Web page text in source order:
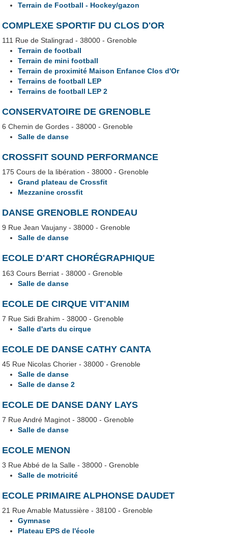
Terrain de Football - Hockey/gazon
COMPLEXE SPORTIF DU CLOS D'OR
111 Rue de Stalingrad - 38000 - Grenoble
Terrain de football
Terrain de mini football
Terrain de proximité Maison Enfance Clos d'Or
Terrains de football LEP
Terrains de football LEP 2
CONSERVATOIRE DE GRENOBLE
6 Chemin de Gordes - 38000 - Grenoble
Salle de danse
CROSSFIT SOUND PERFORMANCE
175 Cours de la libération - 38000 - Grenoble
Grand plateau de Crossfit
Mezzanine crossfit
DANSE GRENOBLE RONDEAU
9 Rue Jean Vaujany - 38000 - Grenoble
Salle de danse
ECOLE D'ART CHORÉGRAPHIQUE
163 Cours Berriat - 38000 - Grenoble
Salle de danse
ECOLE DE CIRQUE VIT'ANIM
7 Rue Sidi Brahim - 38000 - Grenoble
Salle d'arts du cirque
ECOLE DE DANSE CATHY CANTA
45 Rue Nicolas Chorier - 38000 - Grenoble
Salle de danse
Salle de danse 2
ECOLE DE DANSE DANY LAYS
7 Rue André Maginot - 38000 - Grenoble
Salle de danse
ECOLE MENON
3 Rue Abbé de la Salle - 38000 - Grenoble
Salle de motricité
ECOLE PRIMAIRE ALPHONSE DAUDET
21 Rue Amable Matussière - 38100 - Grenoble
Gymnase
Plateau EPS de l'école